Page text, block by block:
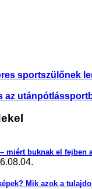
sportszülőnek
az
miért buknak el fejben
Mik azok a